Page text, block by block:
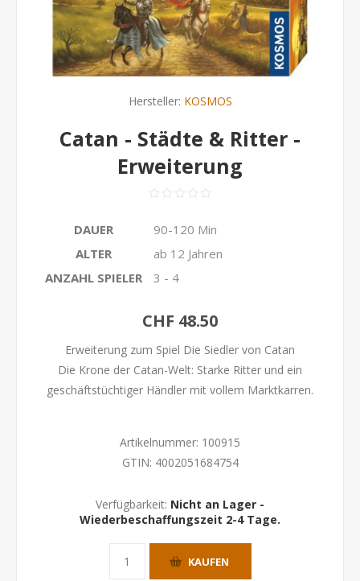
Hersteller: KOSMOS
Catan - Städte & Ritter -
Erweiterung
DAUER
90-120 Min
ALTER
ab 12 Jahren
ANZAHL SPIELER
3 - 4
CHF 48.50
Erweiterung zum Spiel Die Siedler von Catan
Die Krone der Catan-Welt: Starke Ritter und ein
geschäftstüchtiger Händler mit vollem Marktkarren.
Artikelnummer: 100915
GTIN: 4002051684754
Verfügbarkeit: Nicht an Lager -
Wiederbeschaffungszeit 2-4 Tage.
KAUFEN